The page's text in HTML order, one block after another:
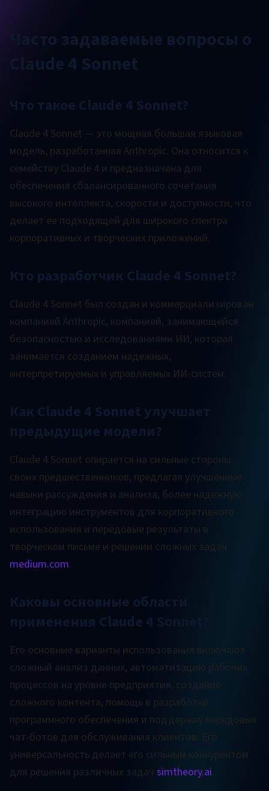
Часто задаваемые вопросы о
Claude 4 Sonnet
Что такое Claude 4 Sonnet?
Claude 4 Sonnet — это мощная большая языковая
модель, разработанная Anthropic. Она относится к
семейству Claude 4 и предназначена для
обеспечения сбалансированного сочетания
высокого интеллекта, скорости и доступности, что
делает ее подходящей для широкого спектра
корпоративных и творческих приложений.
Кто разработчик Claude 4 Sonnet?
Claude 4 Sonnet был создан и коммерциализирован
компанией Anthropic, компанией, занимающейся
безопасностью и исследованиями ИИ, которая
занимается созданием надежных,
интерпретируемых и управляемых ИИ-систем.
Как Claude 4 Sonnet улучшает
предыдущие модели?
Claude 4 Sonnet опирается на сильные стороны
своих предшественников, предлагая улучшенные
навыки рассуждения и анализа, более надежную
интеграцию инструментов для корпоративного
использования и передовые результаты в
творческом письме и решении сложных задач
medium.com
Каковы основные области
применения Claude 4 Sonnet?
Его основные варианты использования включают
сложный анализ данных, автоматизацию рабочих
процессов на уровне предприятия, создание
сложного контента, помощь в разработке
программного обеспечения и поддержку передовых
чат-ботов для обслуживания клиентов. Его
универсальность делает его сильным конкурентом
для решения различных задач simtheory.ai